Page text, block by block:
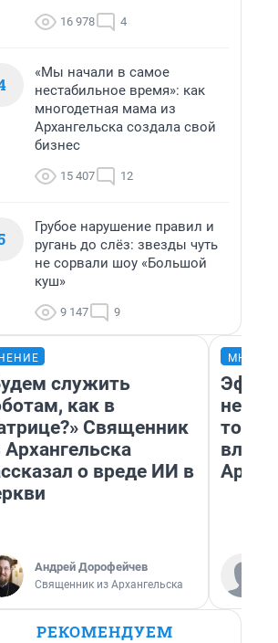
16 978 4
«Мы начали в самое
нестабильное время»: как
многодетная мама из
Архангельска создала свой
бизнес
15 407 12
Грубое нарушение правил и
ругань до слёз: звезды чуть
не сорвали шоу «Большой
куш»
9 147 9
служить
как в
Священник
Архангельска
о вреде ИИ в
Андрей Дорофейчев
Священник из Архангельска
не
РЕКОМЕНДУЕМ